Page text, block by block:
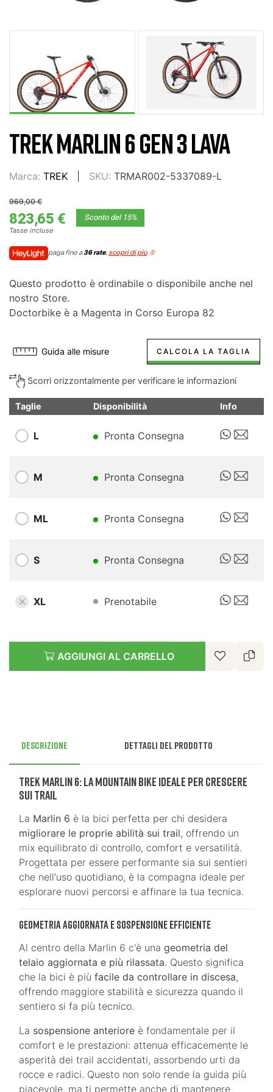
TREK MARLIN 6 GEN 3 LAVA
Marca: TREK SKU: TRMAR002-5337089-L
969,00 €
823,65 € Sconto del 15%
Tasse incluse
paga fino a36 rate, scopri di più
Questo prodotto è ordinabile o disponibile anche nel
nostro Store.
Doctorbike è a Magenta in Corso Europa 82
Guida alle misure CALCOLA LA TAGLIA
Scorri orizzontalmente per verificare le informazioni
Taglie Disponibilità Info
L Pronta Consegna
M Pronta Consegna
ML Pronta Consegna
S Pronta Consegna
XL Prenotabile
AGGIUNGI AL CARRELLO
Descrizione Dettagli del prodotto
Trek Marlin 6: La Mountain Bike Ideale per Crescere
sui Trail
La Marlin 6 è la bici perfetta per chi desidera
migliorare le proprie abilità sui trail, offrendo un
mix equilibrato di controllo, comfort e versatilità.
Progettata per essere performante sia sui sentieri
che nell'uso quotidiano, è la compagna ideale per
esplorare nuovi percorsi e affinare la tua tecnica.
Geometria Aggiornata e Sospensione Efficiente
Al centro della Marlin 6 c'è una geometria del
telaio aggiornata e più rilassata. Questo significa
che la bici è più facile da controllare in discesa,
offrendo maggiore stabilità e sicurezza quando il
sentiero si fa più tecnico.
La sospensione anteriore è fondamentale per il
comfort e le prestazioni: attenua efficacemente le
asperità dei trail accidentati, assorbendo urti da
rocce e radici. Questo non solo rende la guida più
piacevole, ma ti permette anche di mantenere